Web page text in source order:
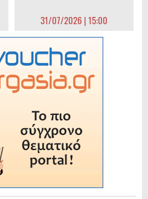
31/07/2026 | 15:00